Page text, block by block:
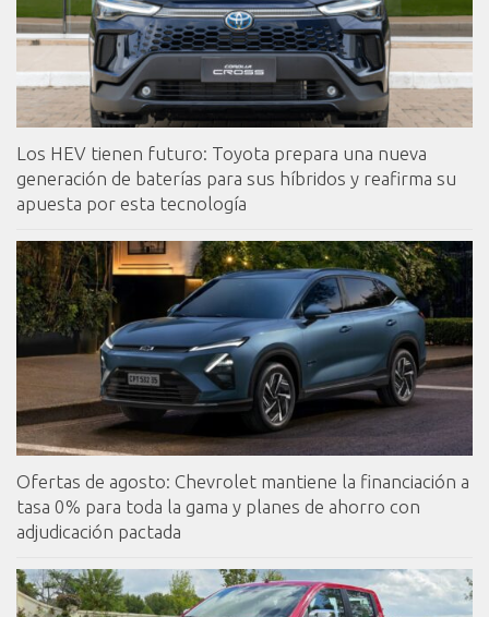
Los HEV tienen futuro: Toyota prepara una nueva
generación de baterías para sus híbridos y reafirma su
apuesta por esta tecnología
Ofertas de agosto: Chevrolet mantiene la financiación a
tasa 0% para toda la gama y planes de ahorro con
adjudicación pactada